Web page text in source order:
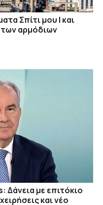
Σπίτι μου Ι και
των αρμόδιων
με επιτόκιο
και νέο